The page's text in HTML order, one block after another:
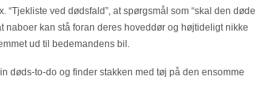
ved dødsfald”, at spørgsmål som “skal den døde
naboer kan stå foran deres hoveddør og højtideligt nikke
ud til bedemandens bil.
døds-to-do og finder stakken med tøj på den ensomme